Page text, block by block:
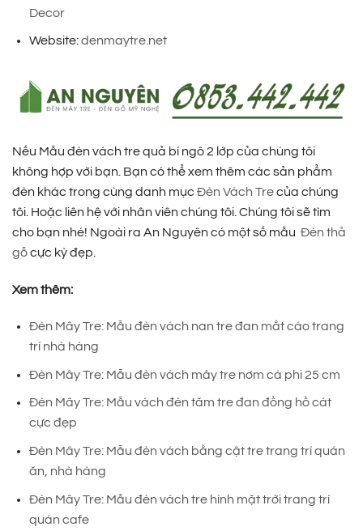
Decor
Website:denmaytre.net
Nếu Mẫu đèn vách tre quả bí ngô 2 lớp của chúng tôi
không hợp với bạn. Bạn có thể xem thêm các sản phẩm
đèn khác trong cùng danh mục Đèn Vách Trecủa chúng
tôi. Hoặc liên hệ với nhân viên chúng tôi. Chúng tôi sẽ tìm
cho bạn nhé! Ngoài ra An Nguyên có một số mẫu Đèn thả
gỗcực kỳ đẹp.
Xem thêm:
Đèn Mây Tre: Mẫu đèn vách nan tre đan mắt cáo trang
trí nhà hàng
Đèn Mây Tre: Mẫu đèn vách mây tre nơm cá phi 25 cm
Đèn Mây Tre: Mẫu vách đèn tăm tre đan đồng hồ cát
cực đẹp
Đèn Mây Tre: Mẫu đèn vách bằng cật tre trang trí quán
ăn, nhà hàng
Đèn Mây Tre: Mẫu đèn vách tre hình mặt trời trang trí
quán cafe